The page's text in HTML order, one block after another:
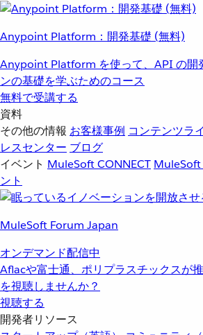
Anypoint Platform：開発基礎 (無料)
Anypoint Platform を使って、API の開
ンの基礎を学ぶためのコース
無料で受講する
資料
その他の情報 お客様事例 コンテンツラ
レスセンター ブログ
イベント MuleSoft CONNECT
ント
MuleSoft Forum Japan
オンデマンド配信中
Aflacや富士通、ポリプラスチックスが
を視聴しませんか？
視聴する
開発者リソース